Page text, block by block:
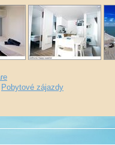
Pobytové zájazdy